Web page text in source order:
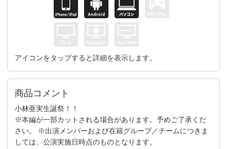
アイコンをタップすると詳細を表示します。
商品コメント
小林亜実生誕祭！！
※本編が一部カットされる場合があります。予めご了承くだ
さい。 ※出演メンバーおよび在籍グループ／チームにつきま
しては、公演実施日時点のものとなります。